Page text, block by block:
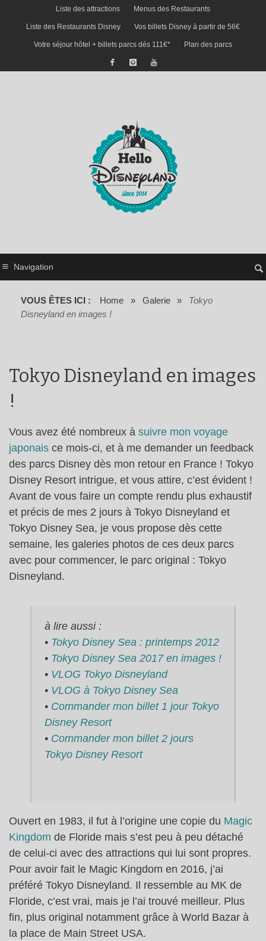
Liste des attractions Menus des Restaurants
Liste des Restaurants Disney Vos billets Disney à partir de 56€
Votre séjour hôtel + billets parcs dès 111€* Plan des parcs
Navigation
VOUS ÊTES ICI : Home » Galerie »
Tokyo
Disneyland en images !
Tokyo Disneyland en images
!
Vous avez été nombreux à suivre mon voyage
japonais ce mois-ci, et à me demander un feedback
des parcs Disney dès mon retour en France ! Tokyo
Disney Resort intrigue, et vous attire, c’est évident !
Avant de vous faire un compte rendu plus exhaustif
et précis de mes 2 jours à Tokyo Disneyland et
Tokyo Disney Sea, je vous propose dès cette
semaine, les galeries photos de ces deux parcs
avec pour commencer, le parc original : Tokyo
Disneyland.
à lire aussi :
• Tokyo Disney Sea : printemps 2012
• Tokyo Disney Sea 2017 en images !
• VLOG Tokyo Disneyland
• VLOG à Tokyo Disney Sea
• Commander mon billet 1 jour Tokyo
Disney Resort
• Commander mon billet 2 jours
Tokyo Disney Resort
Ouvert en 1983, il fut à l’origine une copie du Magic
Kingdom de Floride mais s’est peu à peu détaché
de celui-ci avec des attractions qui lui sont propres.
Pour avoir fait le Magic Kingdom en 2016, j’ai
préféré Tokyo Disneyland. Il ressemble au MK de
Floride, c’est vrai, mais je l’ai trouvé meilleur. Plus
fin, plus original notamment grâce à World Bazar à
la place de Main Street USA.